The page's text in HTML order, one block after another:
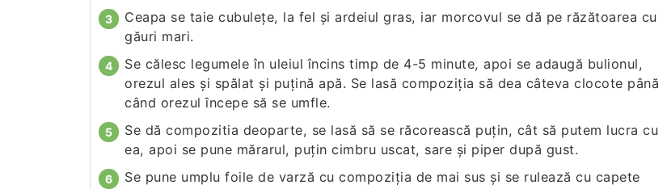
Ceapa se taie cubuleţe, la fel şi ardeiul gras, iar morcovul se dă pe răzătoarea cu
găuri mari.
Se călesc legumele în uleiul încins timp de 4-5 minute, apoi se adaugă bulionul,
orezul ales şi spălat şi puţină apă. Se lasă compoziţia să dea câteva clocote până
când orezul începe să se umfle.
Se dă compozitia deoparte, se lasă să se răcorească puţin, cât să putem lucra cu
ea, apoi se pune mărarul, puţin cimbru uscat, sare şi piper după gust.
Se pune umplu foile de varză cu compoziţia de mai sus şi se rulează cu capete